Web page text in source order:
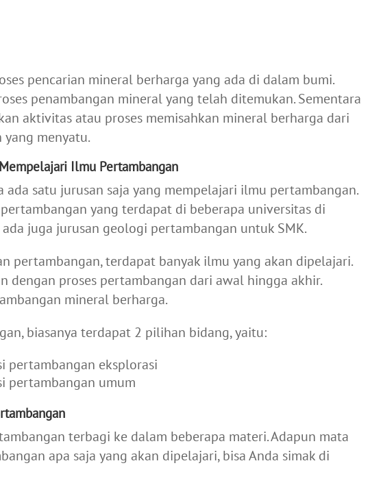
pencarian mineral berharga yang ada di dalam bumi.
penambangan mineral yang telah ditemukan. Sementara
aktivitas atau proses memisahkan mineral berharga dari
menyatu.
Ilmu Pertambangan
ada satu jurusan saja yang mempelajari ilmu pertambangan.
yang terdapat di beberapa universitas di
juga jurusan geologi pertambangan untuk SMK.
pertambangan, terdapat banyak ilmu yang akan dipelajari.
dengan proses pertambangan dari awal hingga akhir.
mineral berharga.
biasanya terdapat 2 pilihan bidang, yaitu:
pertambangan eksplorasi
pertambangan umum
terbagi ke dalam beberapa materi. Adapun mata
apa saja yang akan dipelajari, bisa Anda simak di